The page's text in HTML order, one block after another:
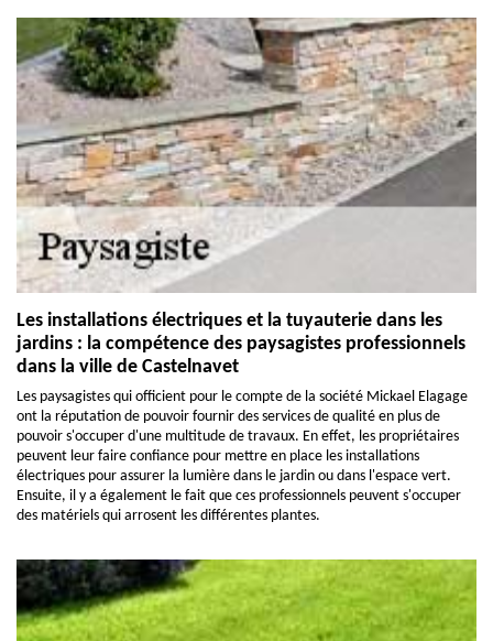
Les installations électriques et la tuyauterie dans les
jardins : la compétence des paysagistes professionnels
dans la ville de Castelnavet
Les paysagistes qui officient pour le compte de la société Mickael Elagage
ont la réputation de pouvoir fournir des services de qualité en plus de
pouvoir s'occuper d'une multitude de travaux. En effet, les propriétaires
peuvent leur faire confiance pour mettre en place les installations
électriques pour assurer la lumière dans le jardin ou dans l'espace vert.
Ensuite, il y a également le fait que ces professionnels peuvent s'occuper
des matériels qui arrosent les différentes plantes.